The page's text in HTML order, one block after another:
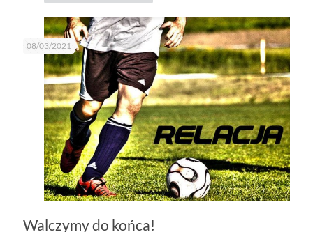
08/03/2021
Walczymy do końca!